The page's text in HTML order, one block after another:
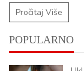
Pročitaj Više
POPULARNO